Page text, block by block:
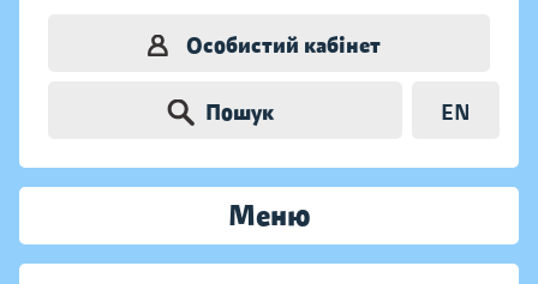
Особистий кабінет
Пошук EN
Меню